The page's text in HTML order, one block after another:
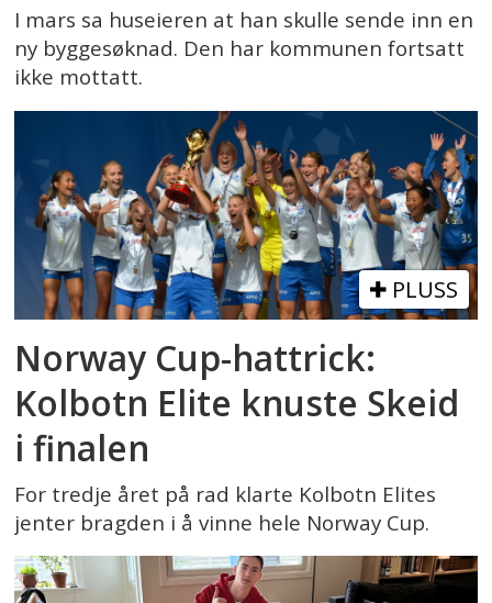
I mars sa huseieren at han skulle sende inn en
ny byggesøknad. Den har kommunen fortsatt
ikke mottatt.
PLUSS
Norway Cup-hattrick:
Kolbotn Elite knuste Skeid
i finalen
For tredje året på rad klarte Kolbotn Elites
jenter bragden i å vinne hele Norway Cup.